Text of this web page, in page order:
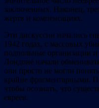
заключенных. Наконец,
жертв и компенсациях.
Эти дискуссии начались
1942 годах, с массовых
подпольные организации и
Лондоне начали
они просто не могли
крайне фрагментарными.
чтобы осознать, что
евреев.